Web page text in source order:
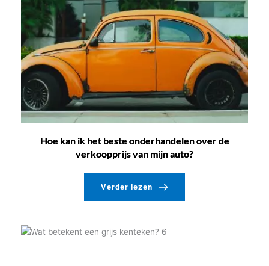
Hoe kan ik het beste onderhandelen over de
verkoopprijs van mijn auto?
Verder lezen